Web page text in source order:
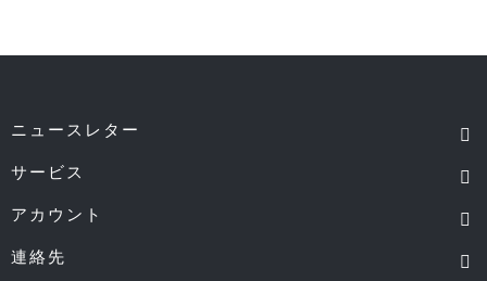
ニュースレター
サービス
アカウント
連絡先